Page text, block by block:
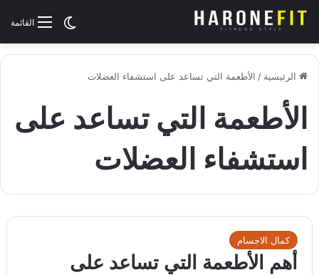
القائمةالوضع
الرئيسية / الأطعمة التي تساعد على استشفاء العضلات
الأطعمة التي تساعد على
استشفاء العضلات
كمال الاجسام
أهم الأطعمة التي تساعد على